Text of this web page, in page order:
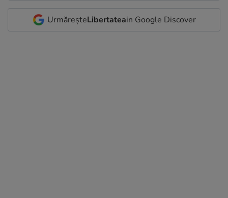
UrmăreșteLibertateain Google Discover